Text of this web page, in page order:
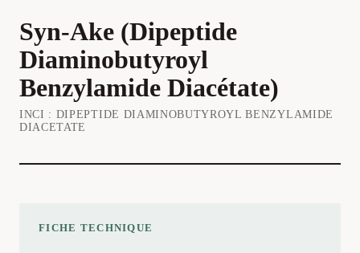
Syn-Ake (Dipeptide
Diaminobutyroyl
Benzylamide Diacétate)
INCI : DIPEPTIDE DIAMINOBUTYROYL BENZYLAMIDE
DIACETATE
FICHE TECHNIQUE